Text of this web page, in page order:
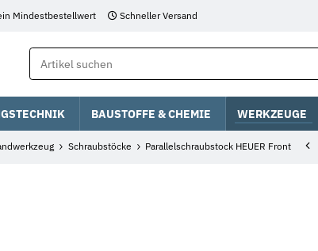
Mindestbestellwert Schneller Versand
BAUSTOFFE & CHEMIE WERKZEUGE
Schraubstöcke Parallelschraubstock HEUER Front